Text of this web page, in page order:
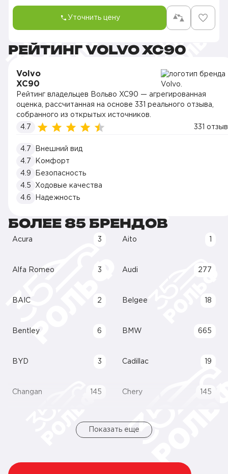
Уточнить цену
РЕЙТИНГ VOLVO XC90
Volvo
XC90
Рейтинг владельцев Вольво XC90 — агрегированная
оценка, рассчитанная на основе 331 реального отзыва,
собранного из открытых источников.
4.7
331 отзыв
4.7
Внешний вид
4.7
Комфорт
4.9
Безопасность
4.5
Ходовые качества
4.6
Надежность
БОЛЕЕ 85 БРЕНДОВ
Acura 3 Aito
Alfa Romeo 3 Audi 277
BAIC 2 Belgee 18
Bentley 6 BMW 665
BYD 3 Cadillac 19
Changan 145 Chery 145
Показать еще